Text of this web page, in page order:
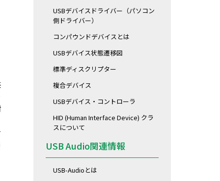
USBデバイスドライバー（パソコン
側ドライバー）
コンパウンドデバイスとは
USBデバイス状態遷移図
標準ディスクリプター
複合デバイス
USBデバイス・コントローラ
HID (Human Interface Device) クラ
スについて
USB Audio関連情報
USB-Audioとは